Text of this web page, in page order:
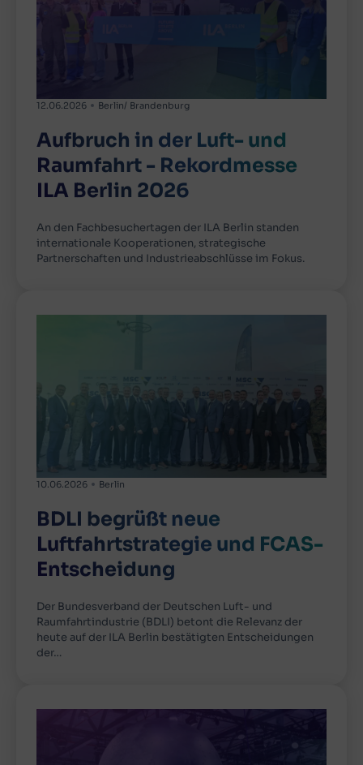
12.06.2026 Berlin/ Brandenburg
Aufbruch in der Luft- und
Raumfahrt - Rekordmesse
ILA Berlin 2026
An den Fachbesuchertagen der ILA Berlin standen
internationale Kooperationen, strategische
Partnerschaften und Industrieabschlüsse im Fokus.
10.06.2026 Berlin
BDLI begrüßt neue
Luftfahrtstrategie und FCAS-
Entscheidung
Der Bundesverband der Deutschen Luft- und
Raumfahrtindustrie (BDLI) betont die Relevanz der
heute auf der ILA Berlin bestätigten Entscheidungen
der…